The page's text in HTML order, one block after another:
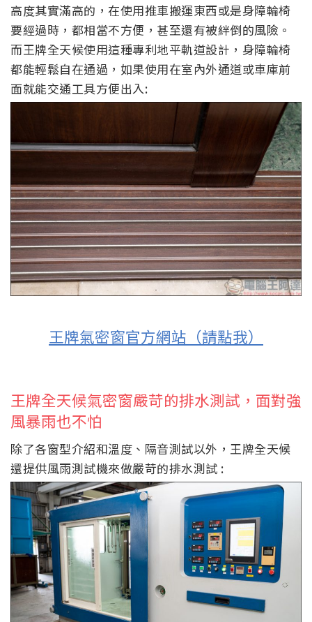
高度其實滿高的，在使用推車搬運東西或是身障輪椅
要經過時，都相當不方便，甚至還有被絆倒的風險。
而王牌全天候使用這種專利地平軌道設計，身障輪椅
都能輕鬆自在通過，如果使用在室內外通道或車庫前
面就能交通工具方便出入:
王牌氣密窗官方網站（請點我）
王牌全天候氣密窗嚴苛的排水測試，面對強
風暴雨也不怕
除了各窗型介紹和溫度、隔音測試以外，王牌全天候
還提供風雨測試機來做嚴苛的排水測試 :